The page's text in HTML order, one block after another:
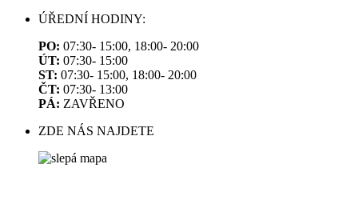
ÚŘEDNÍ HODINY:
PO: 07:30- 15:00, 18:00- 20:00
ÚT: 07:30- 15:00
ST: 07:30- 15:00, 18:00- 20:00
ČT: 07:30- 13:00
PÁ: ZAVŘENO
ZDE NÁS NAJDETE